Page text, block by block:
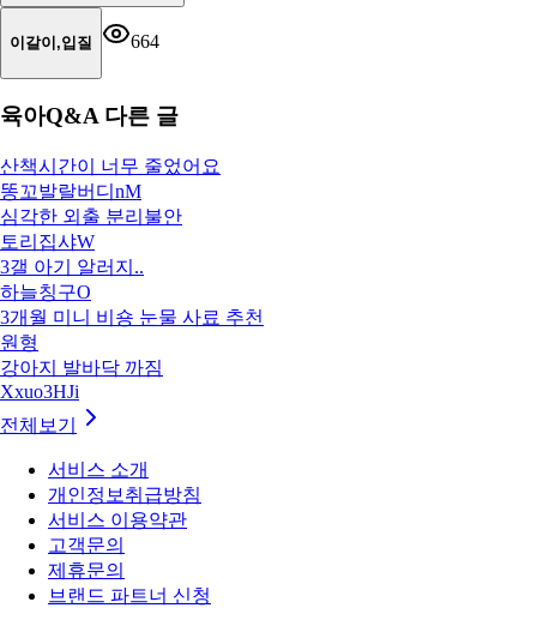
이갈이,입질 664
육아Q&A다른 글
산책시간이 너무 줄었어요
똥꼬발랄버디nM
심각한 외출 분리불안
토리집샤W
3갤 아기 알러지..
하늘칭구O
3개월 미니 비숑 눈물 사료 추천
원형
강아지 발바닥 까짐
Xxuo3HJi
전체보기
서비스 소개
개인정보취급방침
서비스 이용약관
고객문의
제휴문의
브랜드 파트너 신청